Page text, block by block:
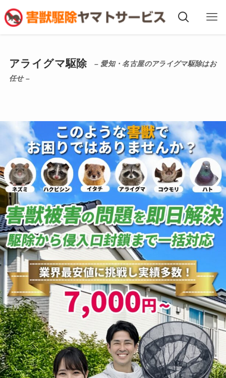
アライグマ駆除
– 愛知・名古屋のアライグマ駆除はお
任せ –